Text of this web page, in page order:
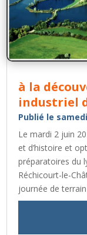
à la
industriel
Publié le
Le mardi 2 juin
et d’histoire et
préparatoires du
Réchicourt-le-
journée de